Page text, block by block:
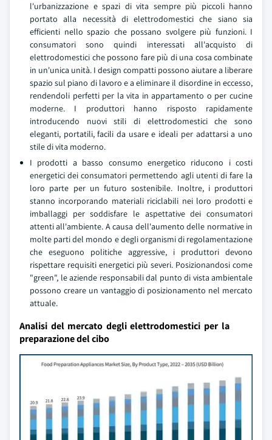
l'urbanizzazione e spazi di vita sempre più piccoli hanno
portato alla necessità di elettrodomestici che siano sia
efficienti nello spazio che possano svolgere più funzioni. I
consumatori sono quindi interessati all'acquisto di
elettrodomestici che possono fare più di una cosa combinate
in un'unica unità. I design compatti possono aiutare a liberare
spazio sul piano di lavoro e a eliminare il disordine in eccesso,
rendendoli perfetti per la vita in appartamento o per cucine
moderne. I produttori hanno risposto rapidamente
introducendo nuovi stili di elettrodomestici che sono
eleganti, portatili, facili da usare e ideali per adattarsi a uno
stile di vita moderno.
I prodotti a basso consumo energetico riducono i costi
energetici dei consumatori permettendo agli utenti di fare la
loro parte per un futuro sostenibile. Inoltre, i produttori
stanno incorporando materiali riciclabili nei loro prodotti e
imballaggi per soddisfare le aspettative dei consumatori
attenti all'ambiente. A causa dell'aumento delle normative in
molte parti del mondo e degli organismi di regolamentazione
che eseguono politiche aggressive, i produttori devono
rispettare requisiti energetici più severi. Posizionandosi come
"green", le aziende responsabili dal punto di vista ambientale
possono creare un vantaggio di posizionamento nel mercato
attuale.
Analisi del mercato degli elettrodomestici per la
preparazione del cibo